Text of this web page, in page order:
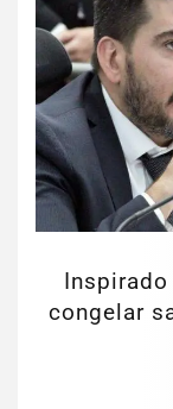
congelar